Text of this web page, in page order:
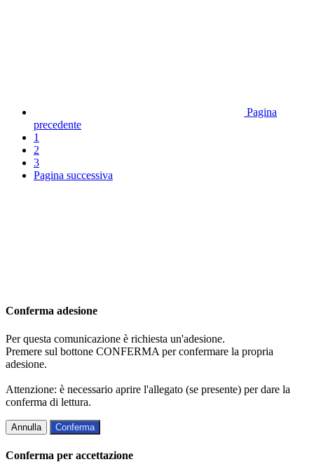
Pagina
precedente
1
2
3
Pagina successiva
Conferma adesione
Per questa comunicazione è richiesta un'adesione.
Premere sul bottone CONFERMA per confermare la propria
adesione.
Attenzione: è necessario aprire l'allegato (se presente) per dare la
conferma di lettura.
Annulla Conferma
Conferma per accettazione